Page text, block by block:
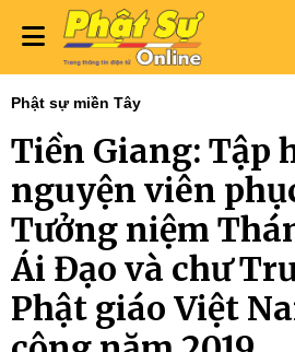
Phật sự miền Tây
Tiền Giang: Tập
nguyện viên
Tưởng niệm
Ái Đạo và chư
Phật giáo Việt